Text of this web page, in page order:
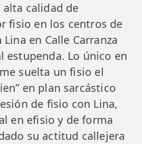
calidad de
fisio en los centros de
en Calle Carranza
estupenda. Lo único en
suelta un fisio el
en plan sarcástico
de fisio con Lina,
en efisio y de forma
su actitud callejera